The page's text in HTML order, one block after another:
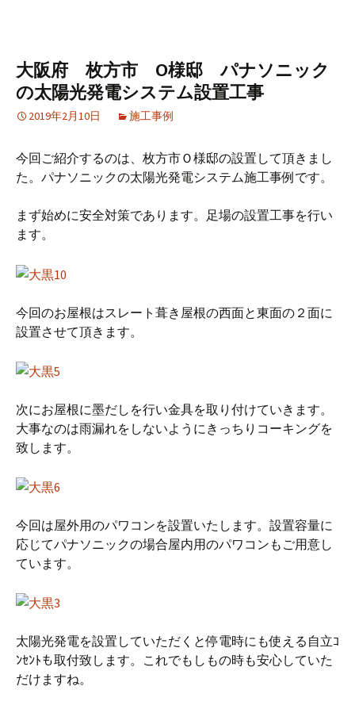
大阪府 枚方市 O様邸 パナソニック
の太陽光発電システム設置工事
2019年2月10日 施工事例
今回ご紹介するのは、枚方市Ｏ様邸の設置して頂きまし
た。パナソニックの太陽光発電システム施工事例です。
まず始めに安全対策であります。足場の設置工事を行い
ます。
今回のお屋根はスレート葺き屋根の西面と東面の２面に
設置させて頂きます。
次にお屋根に墨だしを行い金具を取り付けていきます。
大事なのは雨漏れをしないようにきっちりコーキングを
致します。
今回は屋外用のパワコンを設置いたします。設置容量に
応じてパナソニックの場合屋内用のパワコンもご用意し
ています。
太陽光発電を設置していただくと停電時にも使える自立ｺ
ﾝｾﾝﾄも取付致します。これでもしもの時も安心していた
だけますね。